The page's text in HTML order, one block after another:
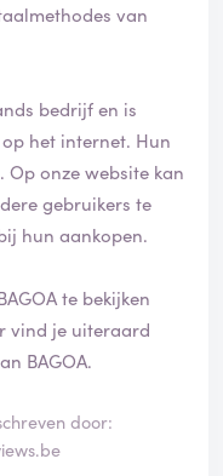
van
bedrijf en is
het internet. Hun
onze website kan
gebruikers te
hun aankopen.
te bekijken
vind je uiteraard
BAGOA.
door: